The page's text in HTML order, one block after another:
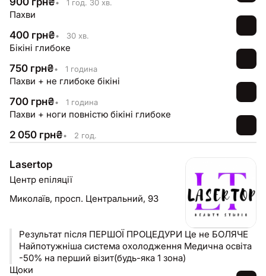
• 1 год. 30 хв.
Пахви
400 грн₴• 30 хв.
Бікіні глибоке
750 грн₴• 1 година
Пахви + не глибоке бікіні
700 грн₴• 1 година
Пахви + ноги повністю бікіні глибоке
2 050 грн₴• 2 год.
Lasertop
Центр епіляції
Миколаїв, просп. Центральний, 93
Результат після ПЕРШОЇ ПРОЦЕДУРИ Це не БОЛЯЧЕ
Найпотужніша система охолодження Медична освіта
-50% на перший візит(будь-яка 1 зона)
Щоки